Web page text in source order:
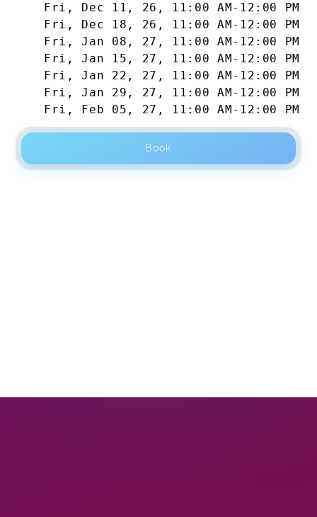
Fri, Dec 11, 26 , 11:00 AM- 12:00 PM
Fri, Dec 18, 26 , 11:00 AM- 12:00 PM
Fri, Jan 08, 27 , 11:00 AM- 12:00 PM
Fri, Jan 15, 27 , 11:00 AM- 12:00 PM
Fri, Jan 22, 27 , 11:00 AM- 12:00 PM
Fri, Jan 29, 27 , 11:00 AM- 12:00 PM
Fri, Feb 05, 27 , 11:00 AM- 12:00 PM
Book